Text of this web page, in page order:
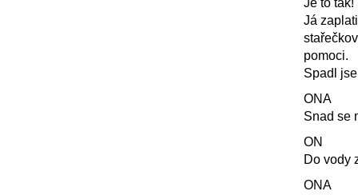
Je to tak!
Já
pomoci.
Spadl
ONA
Snad se
ON
Do vody
ONA